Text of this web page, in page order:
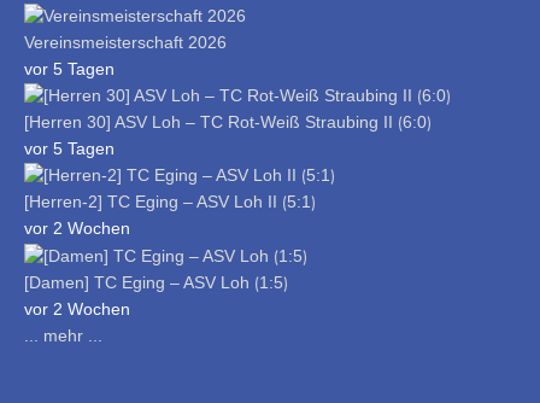
Vereinsmeisterschaft 2026
vor 5 Tagen
[Herren 30] ASV Loh – TC Rot-Weiß Straubing II ⟮6:0⟯
vor 5 Tagen
[Herren-2] TC Eging – ASV Loh II ⟮5:1⟯
vor 2 Wochen
[Damen] TC Eging – ASV Loh ⟮1:5⟯
vor 2 Wochen
... mehr ...